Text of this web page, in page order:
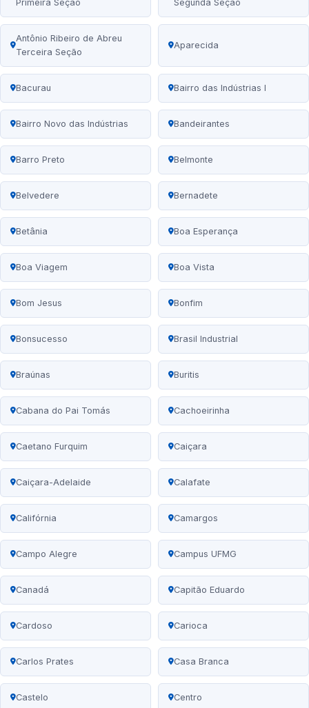
Primeira Seção Segunda Seção
Antônio Ribeiro de Abreu
Terceira Seção
Aparecida
Bacurau Bairro das Indústrias I
Bairro Novo das Indústrias Bandeirantes
Barro Preto Belmonte
Belvedere Bernadete
Betânia Boa Esperança
Boa Viagem Boa Vista
Bom Jesus Bonfim
Bonsucesso Brasil Industrial
Braúnas Buritis
Cabana do Pai Tomás Cachoeirinha
Caetano Furquim Caiçara
Caiçara-Adelaide Calafate
Califórnia Camargos
Campo Alegre Campus UFMG
Canadá Capitão Eduardo
Cardoso Carioca
Carlos Prates Casa Branca
Castelo Centro